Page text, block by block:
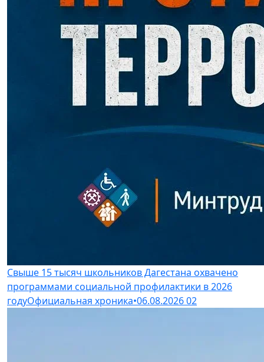
Свыше 15 тысяч школьников Дагестана охвачено
программами социальной профилактики в 2026
годуОфициальная хроника•06.08.202602